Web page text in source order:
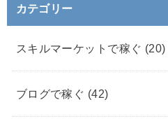
カテゴリー
スキルマーケットで稼ぐ (20)
ブログで稼ぐ (42)